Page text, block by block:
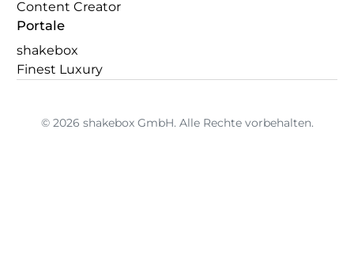
Content Creator
Portale
shakebox
Finest Luxury
© 2026 shakebox GmbH. Alle Rechte vorbehalten.